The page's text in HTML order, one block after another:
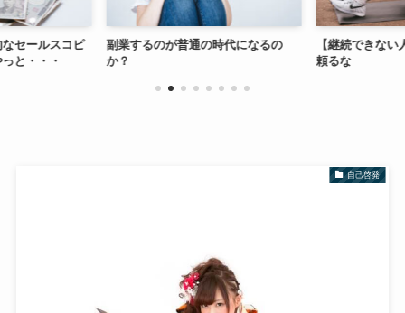
セールスコピ
と・・・
副業するのが普通の時代になるの
か？
【継続できない
頼るな
自己啓発